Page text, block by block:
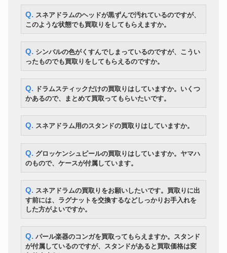
Q. スネアドラムのヘッドが黒ずんで汚れているのですが、
このような状態でも買取りをしてもらえますか。
Q. シンバルの色がくすんでしまっているのですが、こうい
ったものでも買取りをしてもらえるのですか。
Q. ドラムスティックだけの買取りはしていますか。いくつ
かあるので、まとめて買取ってもらいたいです。
Q. スネアドラム用のスタンドの買取りはしていますか。
Q. グロッケンシュピールの買取りはしていますか。ヤマハ
のもので、ケースが付属しています。
Q. スネアドラムの買取りをお願いしたいです。買取りに出
す前には、ラグナットを交換するなどしっかりお手入れを
した方がよいですか。
Q. パール楽器のコンガを買取ってもらえますか。スタンド
が付属しているのですが、スタンドがあると買取価格は変